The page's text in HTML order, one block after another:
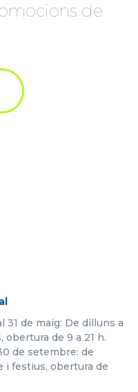
de
31 de maig: De dilluns a
de 9 a 21 h.
de setembre: de
i festius, obertura de